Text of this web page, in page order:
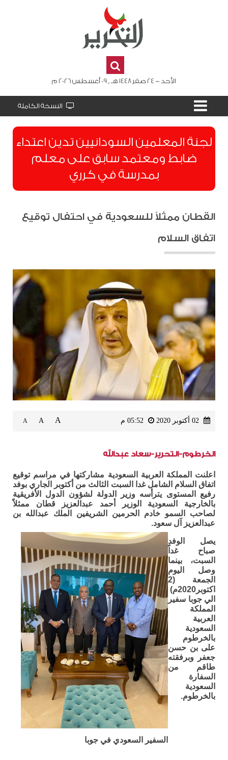
الأحد - 24 صفر 1448 هـ , 09 أغسطس 2026 م
النسخة الكاملة
لجنة المعلمين السودانيين تدين اعتداء
ضابط ومعتمد سابق على معلم
بمدرسة في كرري
القطان ممثلاً للسعودية في احتفال توقيع
اتفاق السلام
A
A
A
الخرطوم-التحرير-سعاد عبدالله
اعلنت المملكة العربية السعودية مشاركتها في مراسم توقيع
اتفاق السلام الشامل غدا السبت الثالث من أكتوبر الجاري بوفد
رفيع المستوى يترأسه وزير الدولة لشؤون الدول الأفريقية
بالخارجية السعودية الوزير أحمد عبدالعزيز قطان ممثلاً
لصاحب السمو خادم الحرمين الشريفين الملك عبدالله بن
عبدالعزيز آل سعود.
السفير السعودي في جوبا
يصل الوفد
صباح غداً
السبت، بينما
وصل اليوم
الجمعة (2
اكتوبر2020م)
الي جوبا سفير
المملكة
العربية
السعودية
بالخرطوم
على بن حسن
جعفر وبرفقته
طاقم من
السفارة
السعودية
بالخرطوم.